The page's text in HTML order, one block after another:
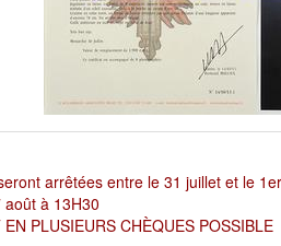
arrêtées entre le 31 juillet et le
à 13H30
PLUSIEURS CHÈQUES POSSIBLE